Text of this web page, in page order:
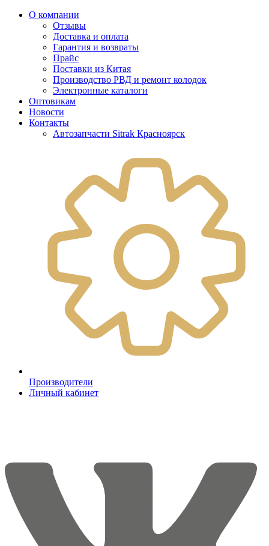
О компании
Отзывы
Доставка и оплата
Гарантия и возвраты
Прайс
Поставки из Китая
Производство РВД и ремонт колодок
Электронные каталоги
Оптовикам
Новости
Контакты
Автозапчасти Sitrak Красноярск
Производители
Личный кабинет